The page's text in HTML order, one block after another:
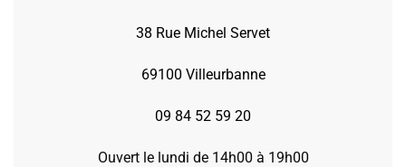
38 Rue Michel Servet
69100 Villeurbanne
09 84 52 59 20
Ouvert le lundi de 14h00 à 19h00